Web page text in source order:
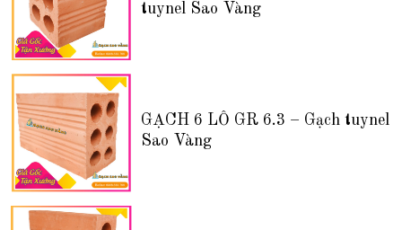
tuynel Sao Vàng
GẠCH 6 LỖ GR 6.3 – Gạch tuynel
Sao Vàng